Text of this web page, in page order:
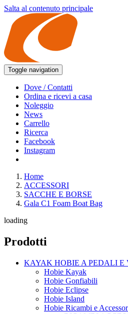
Salta al contenuto principale
Toggle navigation
Dove / Contatti
Ordina e ricevi a casa
Noleggio
News
Carrello
Ricerca
Facebook
Instagram
Home
ACCESSORI
SACCHE E BORSE
Gala C1 Foam Boat Bag
loading
Prodotti
KAYAK HOBIE A PEDALI E
Hobie Kayak
Hobie Gonfiabili
Hobie Eclipse
Hobie Island
Hobie Ricambi e